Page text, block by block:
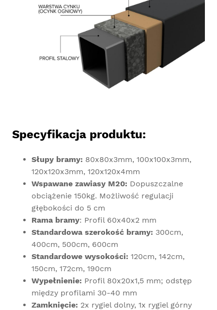
Specyfikacja produktu:
Słupy bramy: 80x80x3mm, 100x100x3mm,
120x120x3mm, 120x120x4mm
Wspawane zawiasy M20: Dopuszczalne
obciążenie 150kg. Możliwość regulacji
głębokości do 5 cm
Rama bramy: Profil 60x40x2 mm
Standardowa szerokość bramy: 300cm,
400cm, 500cm, 600cm
Standardowe wysokości: 120cm, 142cm,
150cm, 172cm, 190cm
Wypełnienie: Profil 80x20x1,5 mm; odstęp
między profilami 30-40 mm
Zamknięcie: 2x rygiel dolny, 1x rygiel górny